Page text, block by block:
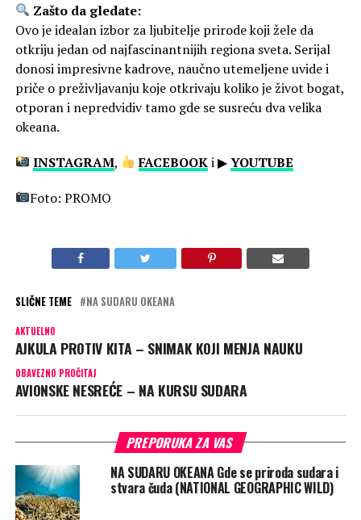
Zašto da gledate:
Ovo je idealan izbor za ljubitelje prirode koji žele da
otkriju jedan od najfascinantnijih regiona sveta. Serijal
donosi impresivne kadrove, naučno utemeljene uvide i
priče o preživljavanju koje otkrivaju koliko je život bogat,
otporan i nepredvidiv tamo gde se susreću dva velika
okeana.
INSTAGRAM, FACEBOOKi ▶YOUTUBE
Foto: PROMO
SLIČNE TEME NA SUDARU OKEANA
AKTUELNO
AJKULA PROTIV KITA – SNIMAK KOJI MENJA NAUKU
OBAVEZNO PROČITAJ
AVIONSKE NESREĆE – NA KURSU SUDARA
PREPORUKA ZA VAS
NA SUDARU OKEANA Gde se priroda sudara i
stvara čuda (NATIONAL GEOGRAPHIC WILD)